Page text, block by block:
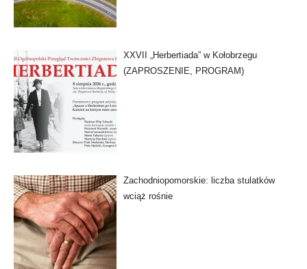
XXVII „Herbertiada” w Kołobrzegu
(ZAPROSZENIE, PROGRAM)
Zachodniopomorskie: liczba stulatków
wciąż rośnie